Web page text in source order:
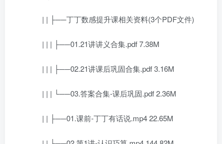
| | ├──丁丁数感提升课相关资料(3个PDF文件)
| | | ├──01.21讲讲义合集.pdf 7.38M
| | | ├──02.21讲课后巩固合集.pdf 3.16M
| | | └──03.答案合集-课后巩固.pdf 2.36M
| | ├──01.课前-丁丁有话说.mp4 22.65M